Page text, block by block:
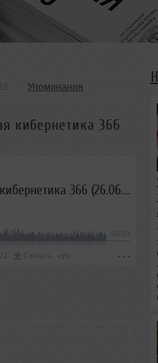
Упоминания
кибернетика 366
Евгений Свалов (4Mal), Александр Киреев — Русская кибернетика 366 (26.06.2019)
-60:00
421 Скачать </>